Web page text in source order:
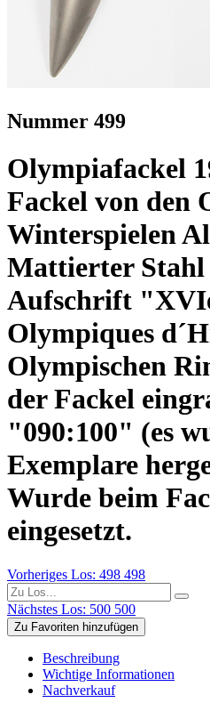
Nummer 499
Olympiafackel
Fackel von den
Winterspielen
Mattierter
Aufschrift
Olympiques
Olympischen
der Fackel
"090:100" (es
Exemplare
Wurde beim
eingesetzt.
Vorheriges Los: 498 498
Nächstes Los: 500 500
Zu Favoriten hinzufügen
Beschreibung
Wichtige Informationen
Nachverkauf